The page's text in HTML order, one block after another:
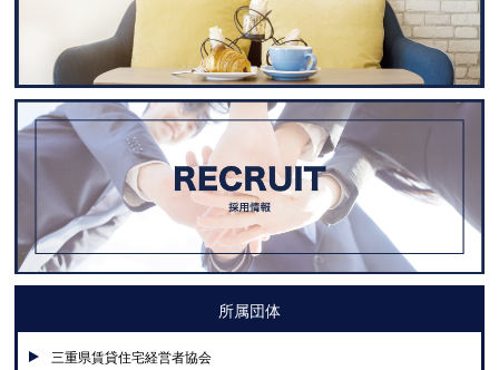
所属団体
三重県賃貸住宅経営者協会